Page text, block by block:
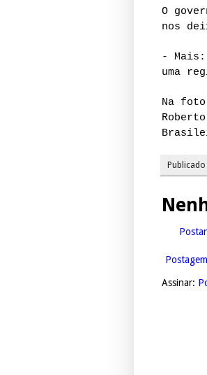
O
nos
-
uma
Na
Assinar: